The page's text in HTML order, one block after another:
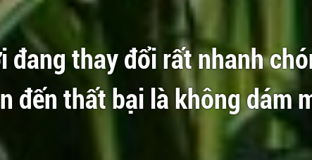
đang thay đổi rất nhanh
đến thất bại là không dám